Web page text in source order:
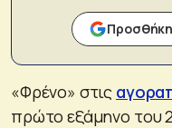
«Φρένο» στις
πρώτο εξάμηνο του